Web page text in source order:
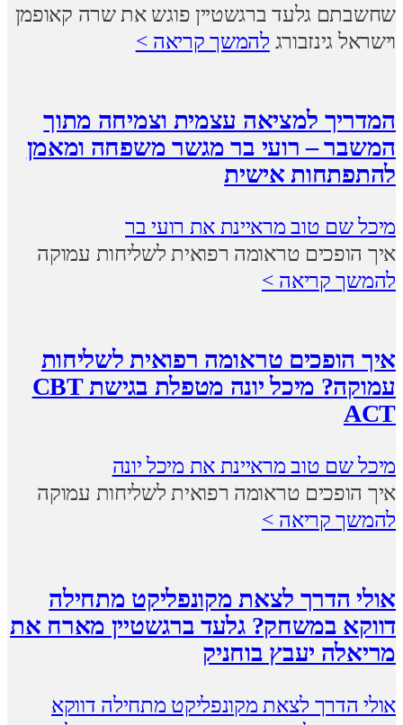
שחשבתם גלעד ברגשטיין פוגש את שרה קאופמן
וישראל גינזבורג להמשך קריאה >
המדריך למציאה עצמית וצמיחה מתוך
המשבר – רועי בר מגשר משפחה ומאמן
להתפתחות אישית
מיכל שם טוב מראיינת את רועי בר
איך הופכים טראומה רפואית לשליחות עמוקה
להמשך קריאה >
איך הופכים טראומה רפואית לשליחות
עמוקה? מיכל יונה מטפלת בגישת CBT
ACT
מיכל שם טוב מראיינת את מיכל יונה
איך הופכים טראומה רפואית לשליחות עמוקה
להמשך קריאה >
אולי הדרך לצאת מקונפליקט מתחילה
דווקא במשחק? גלעד ברגשטיין מארח את
מריאלה יעבץ בוחניק
אולי הדרך לצאת מקונפליקט מתחילה דווקא